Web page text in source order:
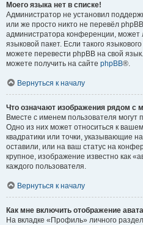
Моего языка нет в списке!
Администратор не установил
или же просто никто не перевёл
администратора конференции, может
языковой пакет. Если такого
можете перевести phpBB на свой
можете получить на сайте phpBB®.
Вернуться к началу
Что означают изображения рядом с
Вместе с именем пользователя могут
Одно из них может относиться к
квадратики или точки, указывающие
оставили, или на ваш статус на
крупное, изображение известно как
каждого пользователя.
Вернуться к началу
Как мне включить отображение
На вкладке «Профиль» личного